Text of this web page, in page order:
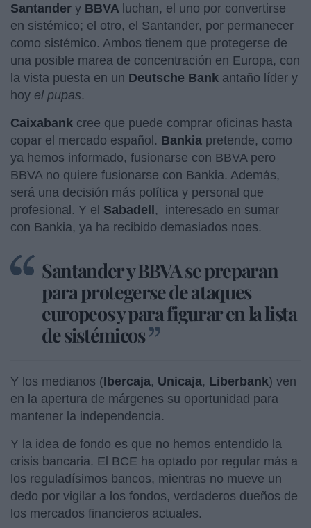
Santander y BBVA luchan, el uno por convertirse
en sistémico; el otro, el Santander, por permanecer
como sistémico. Ambos tienem que protegerse de
una posible marea de concentración en Europa, con
la vista puesta en un Deutsche Bank antaño líder y
hoy el pupas.
Caixabank cree que puede comprar oficinas hasta
copar el mercado español. Bankia pretende, como
ya hemos informado, fusionarse con BBVA pero
BBVA no quiere fusionarse con Bankia. Además,
será una decisión más política y personal que
profesional. Y el Sabadell,
interesado en sumar
con Bankia, ya ha recibido demasiados noes.
Santander y BBVA se preparan
para protegerse de ataques
europeos y para figurar en la lista
de sistémicos
Y los medianos (Ibercaja, Unicaja, Liberbank) ven
en la apertura de márgenes su oportunidad para
mantener la independencia.
Y la idea de fondo es que no hemos entendido la
crisis bancaria. El BCE ha optado por regular más a
los reguladísimos bancos, mientras no mueve un
dedo por vigilar a los fondos, verdaderos dueños de
los mercados financieros actuales.